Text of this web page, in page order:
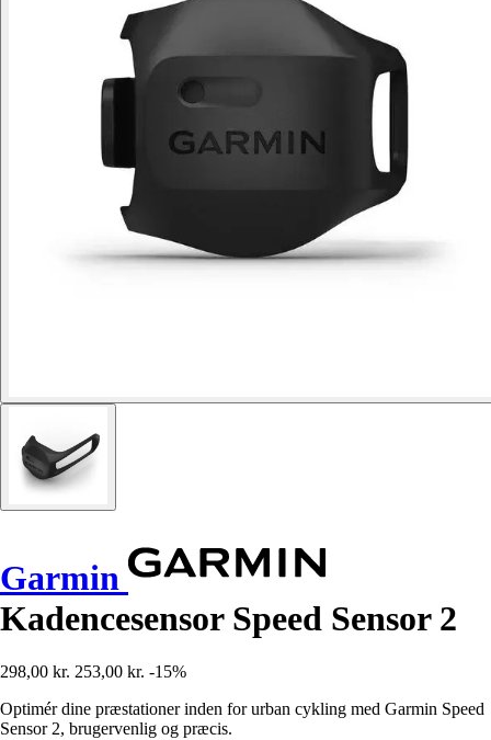
Garmin
Kadencesensor Speed Sensor 2
298,00 kr. 253,00 kr. -15%
Optimér dine præstationer inden for urban cykling med Garmin Speed
Sensor 2, brugervenlig og præcis.